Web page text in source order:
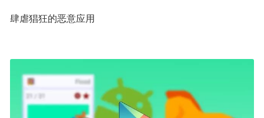
肆虐猖狂的恶意应用